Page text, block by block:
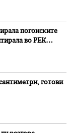
погонските
во РЕК
готови